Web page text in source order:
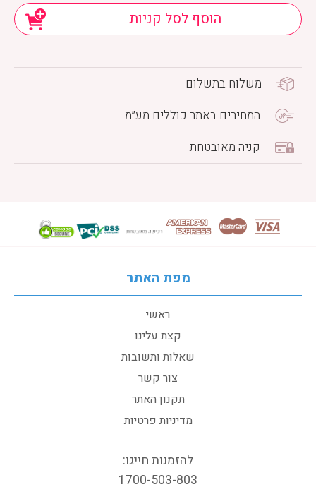
הוסף לסל קניות
משלוח בתשלום
המחירים באתר כוללים מע״מ
קניה מאובטחת
מפת האתר
ראשי
קצת עלינו
שאלות ותשובות
צור קשר
תקנון האתר
מדיניות פרטיות
להזמנות חייגו:
1700-503-803